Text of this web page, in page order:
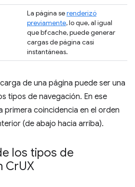
La página serenderizó
previamente, lo que, al igual
que bfcache, puede generar
cargas de página casi
instantáneas.
de una página puede ser una
tipos de navegación. En ese
primera coincidencia en el orden
(de abajo hacia arriba).
los tipos de
CrUX